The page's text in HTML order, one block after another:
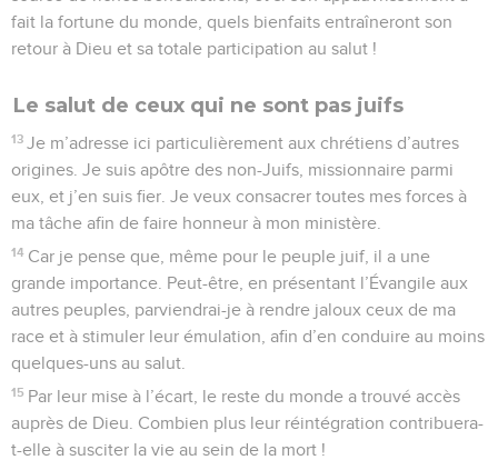
fait la fortune du monde, quels bienfaits entraîneront son
retour à Dieu et sa totale participation au salut !
Le salut de ceux qui ne sont pas juifs
13 Je m’adresse ici particulièrement aux chrétiens d’autres
origines. Je suis apôtre des non-Juifs, missionnaire parmi
eux, et j’en suis fier. Je veux consacrer toutes mes forces à
ma tâche afin de faire honneur à mon ministère.
14 Car je pense que, même pour le peuple juif, il a une
grande importance. Peut-être, en présentant l’Évangile aux
autres peuples, parviendrai-je à rendre jaloux ceux de ma
race et à stimuler leur émulation, afin d’en conduire au moins
quelques-uns au salut.
15 Par leur mise à l’écart, le reste du monde a trouvé accès
auprès de Dieu. Combien plus leur réintégration contribuera-
t-elle à susciter la vie au sein de la mort !